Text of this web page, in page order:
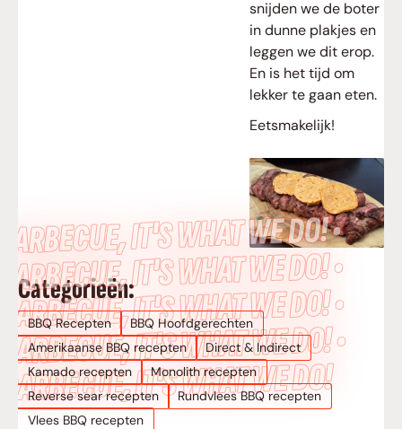
snijden we de boter
in dunne plakjes en
leggen we dit erop.
En is het tijd om
lekker te gaan eten.
Eetsmakelijk!
Categorieën:
BBQ Recepten
BBQ Hoofdgerechten
Amerikaanse BBQ recepten
Direct & Indirect
Kamado recepten
Monolith recepten
Reverse sear recepten
Rundvlees BBQ recepten
Vlees BBQ recepten
IT’S WHAT WE DO! •
IT’S WHAT WE DO! •
BARBECUE, IT’S WHAT WE DO! •
BARBECUE, IT’S WHAT WE DO! •
BARBECUE, IT’S WHAT WE DO!